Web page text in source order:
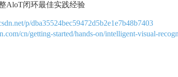
AloT闭环最佳实践经验
p/dba35524bec59472d5b2e1e7b48b7403
cn/getting-started/hands-on/intelligent-visual-